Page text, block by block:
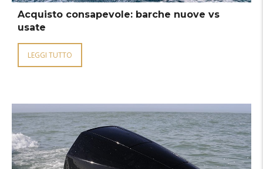
Acquisto consapevole: barche nuove vs
usate
LEGGI TUTTO